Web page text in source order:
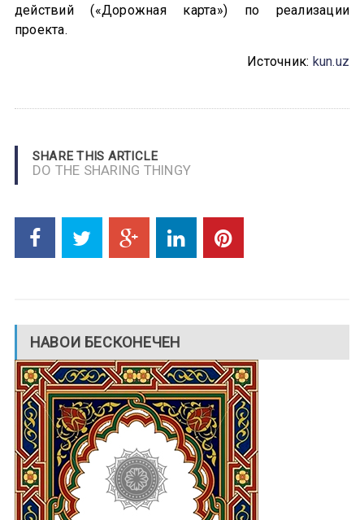
действий («Дорожная карта») по реализации
проекта.
Источник: kun.uz
SHARE THIS ARTICLE
DO THE SHARING THINGY
НАВОИ БЕСКОНЕЧЕН